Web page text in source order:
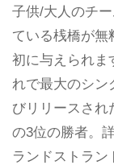
子供/大人のチ
ている桟橋が無
初に与えられま
れで最大のシン
びリリースされ
の3位の勝者。
ランドストラン